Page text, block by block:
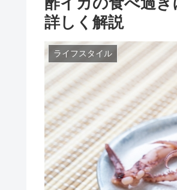
詳しく解説
ライフスタイル